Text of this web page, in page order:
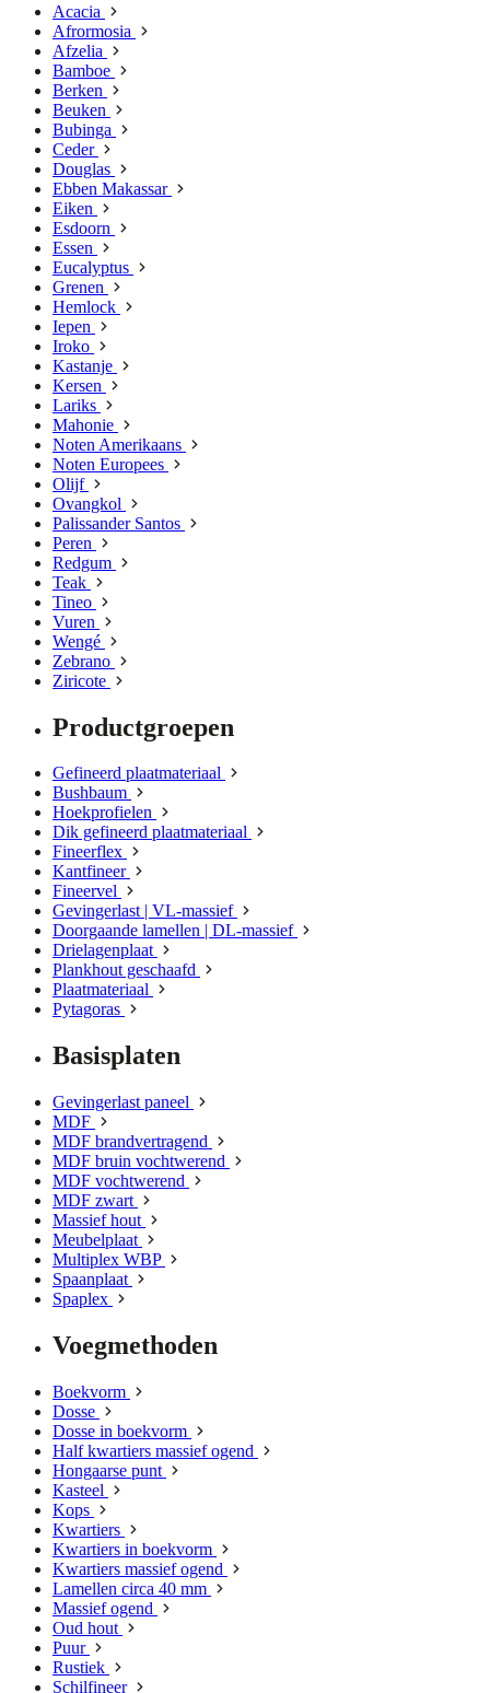
Acacia
Afrormosia
Afzelia
Bamboe
Berken
Beuken
Bubinga
Ceder
Douglas
Ebben Makassar
Eiken
Esdoorn
Essen
Eucalyptus
Grenen
Hemlock
Iepen
Iroko
Kastanje
Kersen
Lariks
Mahonie
Noten Amerikaans
Noten Europees
Olijf
Ovangkol
Palissander Santos
Peren
Redgum
Teak
Tineo
Vuren
Wengé
Zebrano
Ziricote
Productgroepen
Gefineerd plaatmateriaal
Bushbaum
Hoekprofielen
Dik gefineerd plaatmateriaal
Fineerflex
Kantfineer
Fineervel
Gevingerlast | VL-massief
Doorgaande lamellen | DL-massief
Drielagenplaat
Plankhout geschaafd
Plaatmateriaal
Pytagoras
Basisplaten
Gevingerlast paneel
MDF
MDF brandvertragend
MDF bruin vochtwerend
MDF vochtwerend
MDF zwart
Massief hout
Meubelplaat
Multiplex WBP
Spaanplaat
Spaplex
Voegmethoden
Boekvorm
Dosse
Dosse in boekvorm
Half kwartiers massief ogend
Hongaarse punt
Kasteel
Kops
Kwartiers
Kwartiers in boekvorm
Kwartiers massief ogend
Lamellen circa 40 mm
Massief ogend
Oud hout
Puur
Rustiek
Schilfineer